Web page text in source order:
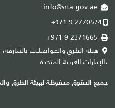
info@srta.gov.ae
+971 9 2770574
+971 9 2371665
،الإمارات العربية المتحدة
جميع الحقوق محفوظة لهيئة الطرق